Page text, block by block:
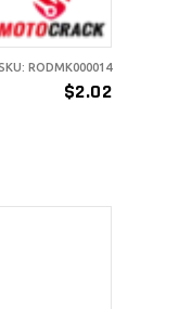
$2.02
RODMK000014